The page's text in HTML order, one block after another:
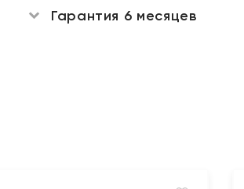
Гарантия 6 месяцев